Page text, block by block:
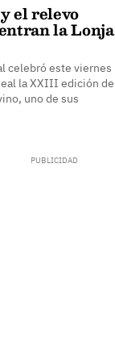
el relevo
la Lonja
celebró este viernes
la XXIII edición de
uno de sus